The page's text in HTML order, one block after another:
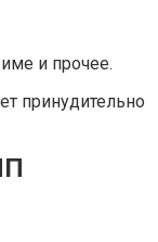
и прочее.
принудительно